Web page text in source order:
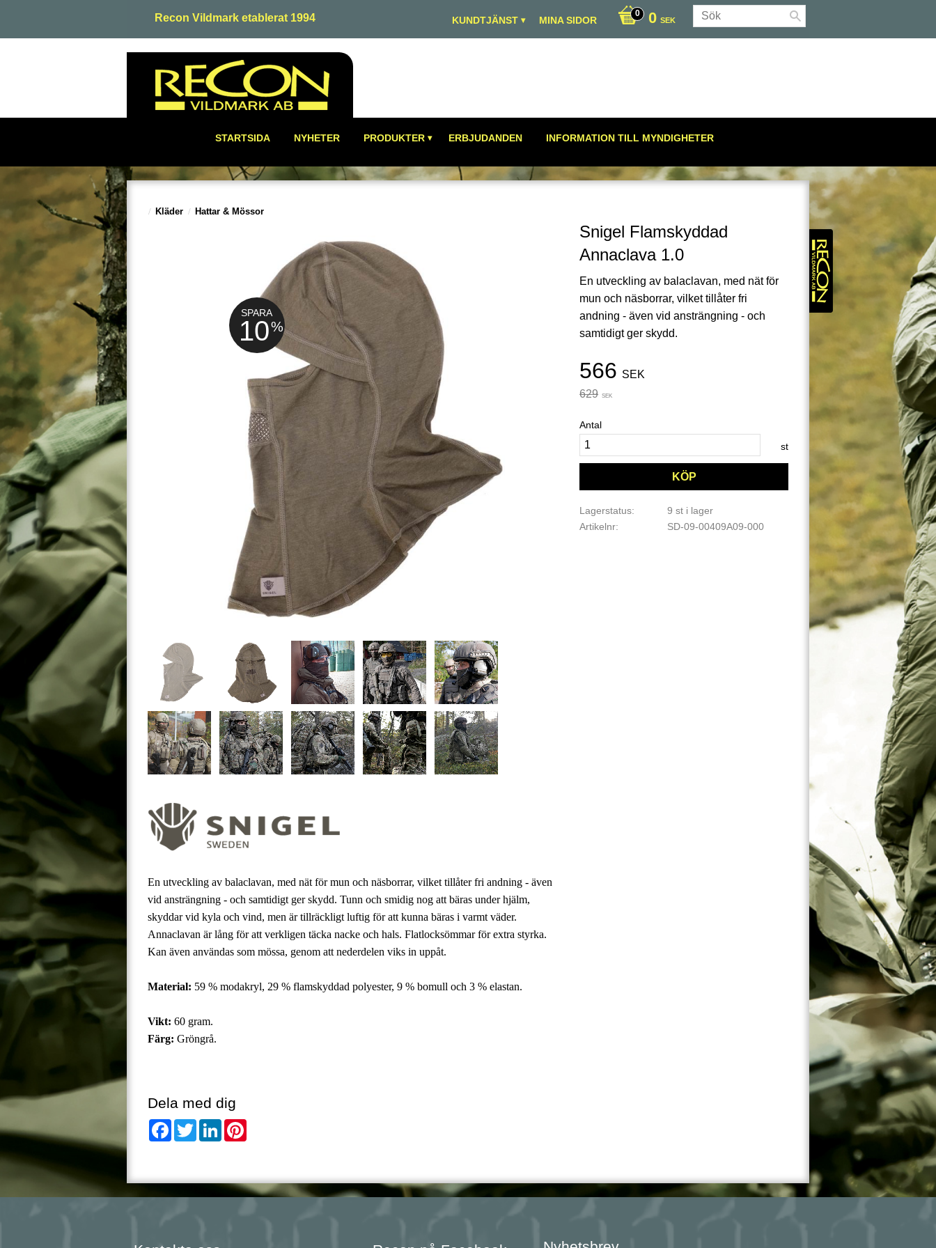
Recon Vildmark etablerat 1994 0 SEK
MINA SIDOR
KUNDTJÄNST
STARTSIDA NYHETER PRODUKTER ERBJUDANDEN INFORMATION TILL MYNDIGHETER
Kläder Hattar & Mössor
Snigel Flamskyddad
Annaclava 1.0
En utveckling av balaclavan, med nät för
mun och näsborrar, vilket tillåter fri
andning - även vid ansträngning - och
samtidigt ger skydd.
SPARA
10%
Nedsatt pris:
566 SEK
Ordinarie pris:
629 SEK
Antal
st
KÖP
Lagerstatus
9 st i lager
Artikelnr
SD-09-00409A09-000
En utveckling av balaclavan, med nät för mun och näsborrar, vilket tillåter fri andning - även
vid ansträngning - och samtidigt ger skydd. Tunn och smidig nog att bäras under hjälm,
skyddar vid kyla och vind, men är tillräckligt luftig för att kunna bäras i varmt väder.
Annaclavan är lång för att verkligen täcka nacke och hals. Flatlocksömmar för extra styrka.
Kan även användas som mössa, genom att nederdelen viks in uppåt.
Material: 59 % modakryl, 29 % flamskyddad polyester, 9 % bomull och 3 % elastan.
Vikt: 60 gram.
Färg: Gröngrå.
Dela med dig
Facebook
TwitterLinkedIn